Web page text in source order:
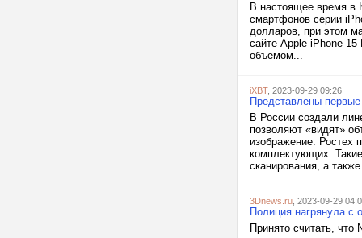
В настоящее время в
смартфонов серии
долларов, при этом
сайте Apple iPhone
объемом...
iXBT, 2023-09-29 09:26
Представлены
В России создали
позволяют «видят»
изображение. Ростех
комплектующих.
сканирования, а
3Dnews.ru , 2023-09-29
Полиция нагрянула с
Принято считать, что